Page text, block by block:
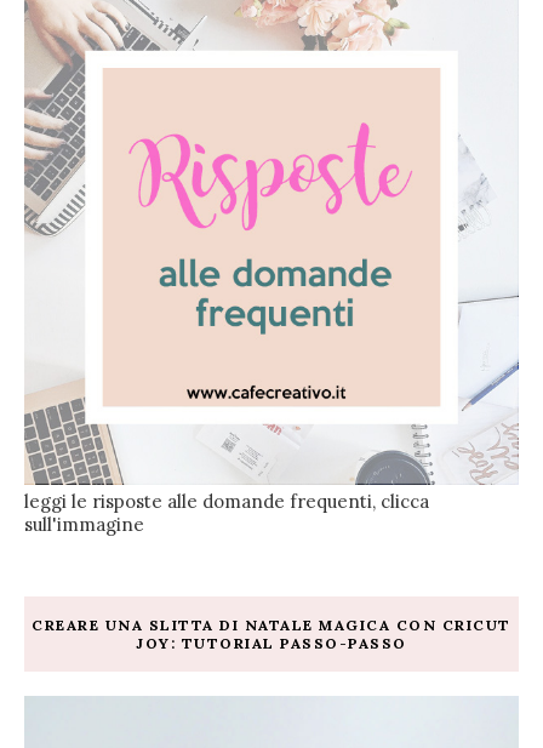
leggi le risposte alle domande frequenti, clicca
sull'immagine
CREARE UNA SLITTA DI NATALE MAGICA CON CRICUT
JOY: TUTORIAL PASSO-PASSO